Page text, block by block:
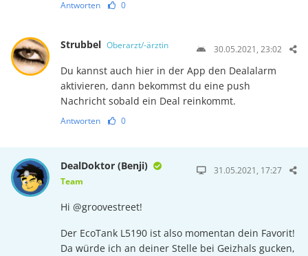
Antworten 0
Strubbel Oberarzt/-ärztin 30.05.2021, 23:02
Du kannst auch hier in der App den Dealalarm
aktivieren, dann bekommst du eine push
Nachricht sobald ein Deal reinkommt.
Antworten 0
DealDoktor (Benji)
Team
31.05.2021, 17:27
Hi @groovestreet!
Der EcoTank L5190 ist also momentan dein Favorit!
Da würde ich an deiner Stelle bei Geizhals gucken,